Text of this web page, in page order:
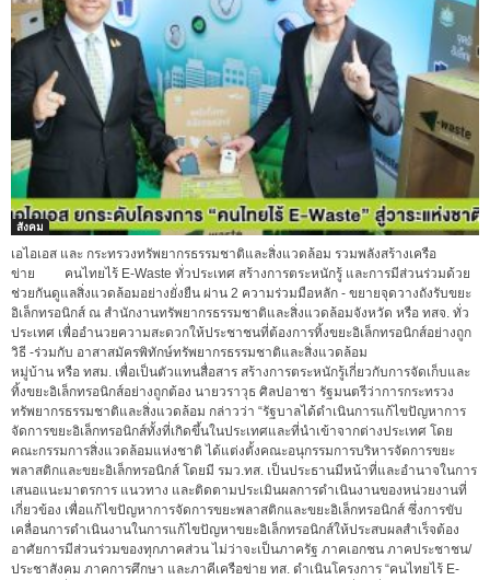
สังคม
เอไอเอส และ กระทรวงทรัพยากรธรรมชาติและสิ่งแวดล้อม รวมพลังสร้างเครือ
ข่าย คนไทยไร้ E-Waste ทั่วประเทศ สร้างการตระหนักรู้ และการมีส่วนร่วมด้วย
ช่วยกันดูแลสิ่งแวดล้อมอย่างยั่งยืน ผ่าน 2 ความร่วมมือหลัก - ขยายจุดวางถังรับขยะ
อิเล็กทรอนิกส์ ณ สำนักงานทรัพยากรธรรมชาติและสิ่งแวดล้อมจังหวัด หรือ ทสจ. ทั่ว
ประเทศ เพื่ออำนวยความสะดวกให้ประชาชนที่ต้องการทิ้งขยะอิเล็กทรอนิกส์อย่างถูก
วิธี -ร่วมกับ อาสาสมัครพิทักษ์ทรัพยากรธรรมชาติและสิ่งแวดล้อม
หมู่บ้าน หรือ ทสม. เพื่อเป็นตัวแทนสื่อสาร สร้างการตระหนักรู้เกี่ยวกับการจัดเก็บและ
ทิ้งขยะอิเล็กทรอนิกส์อย่างถูกต้อง นายวราวุธ ศิลปอาชา รัฐมนตรีว่าการกระทรวง
ทรัพยากรธรรมชาติและสิ่งแวดล้อม กล่าวว่า “รัฐบาลได้ดำเนินการแก้ไขปัญหาการ
จัดการขยะอิเล็กทรอนิกส์ทั้งที่เกิดขึ้นในประเทศและที่นำเข้าจากต่างประเทศ โดย
คณะกรรมการสิ่งแวดล้อมแห่งชาติ ได้แต่งตั้งคณะอนุกรรมการบริหารจัดการขยะ
พลาสติกและขยะอิเล็กทรอนิกส์ โดยมี รมว.ทส. เป็นประธานมีหน้าที่และอำนาจในการ
เสนอแนะมาตรการ แนวทาง และติดตามประเมินผลการดำเนินงานของหน่วยงานที่
เกี่ยวข้อง เพื่อแก้ไขปัญหาการจัดการขยะพลาสติกและขยะอิเล็กทรอนิกส์ ซึ่งการขับ
เคลื่อนการดำเนินงานในการแก้ไขปัญหาขยะอิเล็กทรอนิกส์ให้ประสบผลสำเร็จต้อง
อาศัยการมีส่วนร่วมของทุกภาคส่วน ไม่ว่าจะเป็นภาครัฐ ภาคเอกชน ภาคประชาชน/
ประชาสังคม ภาคการศึกษา และภาคีเครือข่าย ทส. ดำเนินโครงการ “คนไทยไร้ E-